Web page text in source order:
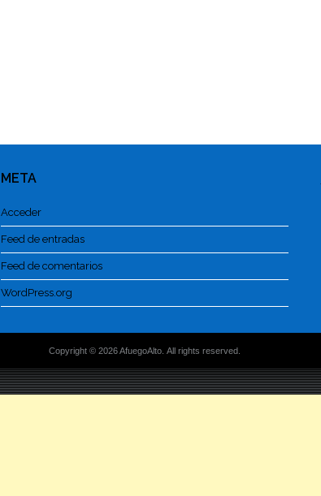
META
Acceder
Feed de entradas
Feed de comentarios
WordPress.org
Copyright © 2026 AfuegoAlto. All rights reserved.